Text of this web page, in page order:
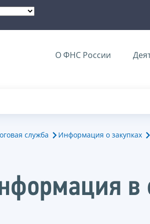
О ФНС России
служба Информация о закупках
в